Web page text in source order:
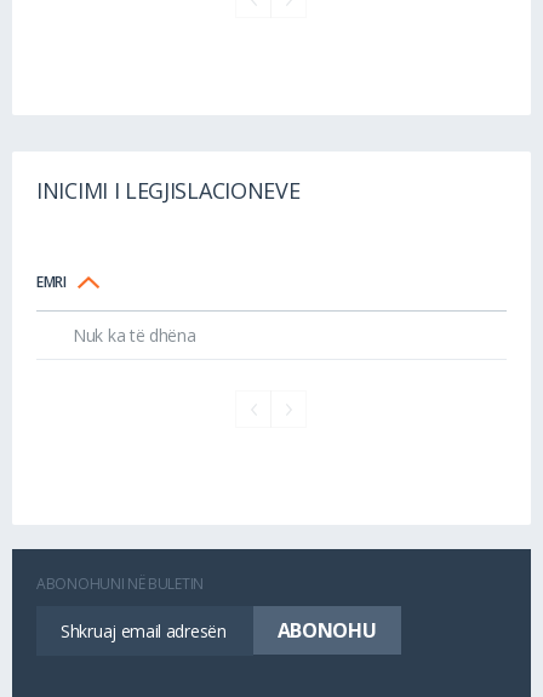
INICIMI I LEGJISLACIONEVE
EMRI
Nuk ka të dhëna
ABONOHUNI NË BULETIN